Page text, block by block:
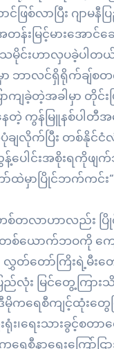
ာင်ဖြစ်လာပြီး ဂျာ
းမြင့်မားအောင်ဆ
င်းဟာလှပခဲ့ပါတ
မှာ ဘာလင်ရှိရိုက်ချ်
ြာကျခဲ့တဲ့အခါမှာ တိုင်
ေတဲ့ ကွန်မြူနစ်ပါတီအ
ချလိုက်ပြီး တစ်နိုင်ငံလုံ
ေါင်းအစိုးရကိုဖျက်
မှာပြိုင်ဘက်ကင်း“
ဟစ်တလာဟာလည်း ပ
စ်ယောက်ဘဝကို ကျေ
လွှတ်တော်ကြိးရဲ့မီးတ
လုံး မြင်တွေ့ကြားသိ
ဒီမိုကရေစီကျင့်ထုံးတွ
းရုံး၊ရေးသားခွင့်
ရေစီနာရေးကြော်